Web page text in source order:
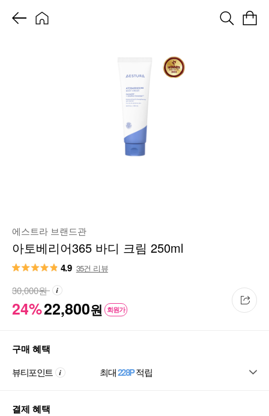
에스트라 브랜드관
아토베리어365 바디 크림 250ml
4.9 35건 리뷰
24%22,800원 회원가
30,000원
구매 혜택
뷰티포인트 최대228P적립
결제 혜택